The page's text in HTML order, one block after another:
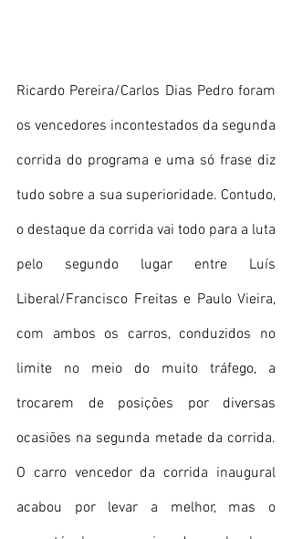
Ricardo Pereira/Carlos Dias Pedro foram
os vencedores incontestados da segunda
corrida do programa e uma só frase diz
tudo sobre a sua superioridade. Contudo,
o destaque da corrida vai todo para a luta
pelo segundo lugar entre Luís
Liberal/Francisco Freitas e Paulo Vieira,
com ambos os carros, conduzidos no
limite no meio do muito tráfego, a
trocarem de posições por diversas
ocasiões na segunda metade da corrida.
O carro vencedor da corrida inaugural
acabou por levar a melhor, mas o